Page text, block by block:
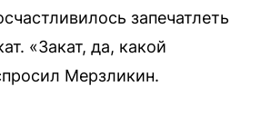
запечатлеть
«Закат, да, какой
Мерзликин.